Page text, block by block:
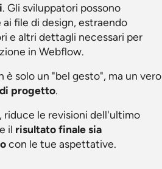
. Gli sviluppatori possono
file di design, estraendo
e altri dettagli necessari per
in Webflow.
è solo un "bel gesto", ma un vero
progetto.
riduce le revisioni dell'ultimo
il risultato finale sia
con le tue aspettative.